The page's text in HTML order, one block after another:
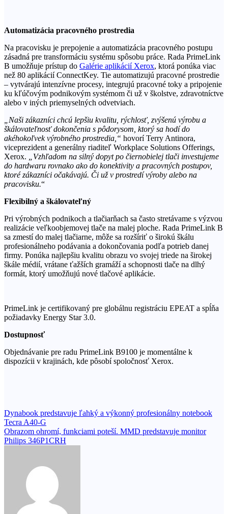
Automatizácia pracovného prostredia
Na pracovisku je prepojenie a automatizácia pracovného postupu
zásadná pre transformáciu systému spôsobu práce. Rada PrimeLink
B umožňuje prístup do Galérie aplikácií Xerox, ktorá ponúka viac
než 80 aplikácií ConnectKey. Tie automatizujú pracovné prostredie
– vytvárajú intenzívne procesy, integrujú pracovné toky a pripojenie
ku kľúčovým podnikovým systémom či už v školstve, zdravotníctve
alebo v iných priemyselných odvetviach.
„Naši zákazníci chcú lepšiu kvalitu, rýchlosť, zvýšenú výrobu a
škálovateľnosť dokončenia s pôdorysom, ktorý sa hodí do
akéhokoľvek výrobného prostredia, “ hovorí Terry Antinora,
viceprezident a generálny riaditeľ Workplace Solutions Offerings,
Xerox.
„Vzhľadom na silný dopyt po čiernobielej tlači investujeme
do hardwaru rovnako ako do konektivity a pracovných postupov,
ktoré zákazníci očakávajú. Či už v prostredí výroby alebo na
pracovisku.“
Flexibilný a škálovateľný
Pri výrobných podnikoch a tlačiarňach sa často stretávame s výzvou
realizácie veľkoobjemovej tlače na malej ploche. Rada PrimeLink B
sa zmestí do malej ​​tlačiarne, môže sa rozšíriť o širokú škálu
profesionálneho podávania a dokončovania podľa potrieb danej
firmy. Ponúka najlepšiu kvalitu obrazu vo svojej triede na širokej
škále médií, vrátane ťažších gramáží a schopnosti tlače na dlhý
formát, ktorý umožňujú nové tlačové aplikácie.
PrimeLink je certifikovaný pre globálnu registráciu EPEAT a spĺňa
požiadavky Energy Star 3.0.
Dostupnosť
Objednávanie pre radu PrimeLink B9100 je momentálne k
dispozícii v krajinách, kde pôsobí spoločnosť Xerox.
Navigácia
v
článku
Dynabook predstavuje ľahký a výkonný profesionálny notebook
Tecra A40-G
Obrazom ohromí, funkciami poteší. MMD predstavuje monitor
Philips 346P1CRH